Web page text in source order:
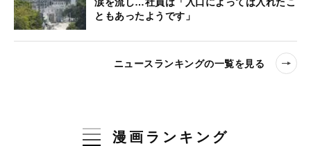
涙を流し…社員は「入口によっては入れたこ
ともあったようです」
ニュースランキングの一覧を見る
漫画ランキング